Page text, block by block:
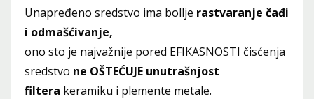
Unapređeno sredstvo ima bollje rastvaranje čađi
i odmašćivanje,
ono sto je najvažnije pored EFIKASNOSTI čisćenja
sredstvo ne OŠTEĆUJE unutrašnjost
filtera keramiku i plemente metale.